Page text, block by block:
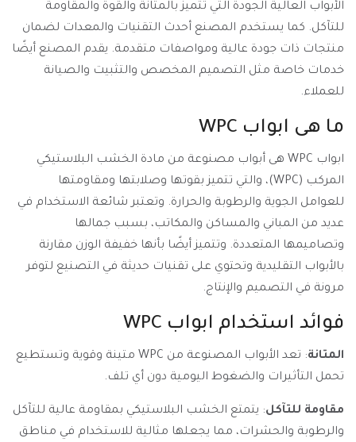
الأبواب العالية الجودة التي تتميز بالمتانة والقوة والمقاومة
للتآكل. كما يستخدم المصنع أحدث التقنيات والمعدات لضمان
منتجات ذات جودة عالية ومواصفات متقدمة. يقدم المصنع أيضًا
خدمات خاصة مثل التصميم المخصص والتثبيت والصيانة
للعملاء.
ما هى ابواب WPC
ابواب WPC هى أبواب مصنوعة من مادة الخشب البلاستيكي
المركب (WPC)، والتي تتميز بقوتها وصلابتها ومقاومتها
للعوامل الجوية والرطوبة والحرارة. وتعتبر شائعة الاستخدام في
عديد من المباني والمساكن والمكاتب، بسبب جمالها
وتصاميمها المتعددة. وتتميز أيضًا بأنها خفيفة الوزن مقارنة
بالأبواب التقليدية وتحتوي على تقنيات حديثة في التصنيع لتوفر
مرونة في التصميم والإنتاج.
فوائد استخدام ابواب WPC
المتانة
: تعد الأبواب المصنوعة من WPC متينة وقوية وتستطيع
تحمل التأثيرات والضغوط اليومية دون أي تلف.
مقاومة للتآكل: يتمتع الخشب البلاستيكي بمقاومة عالية للتآكل
والرطوبة والحشرات، مما يجعلها مثالية للاستخدام في مناطق